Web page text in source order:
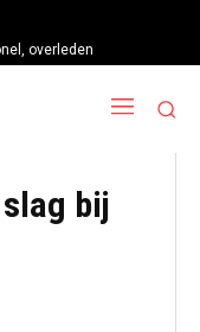
overleden
bij